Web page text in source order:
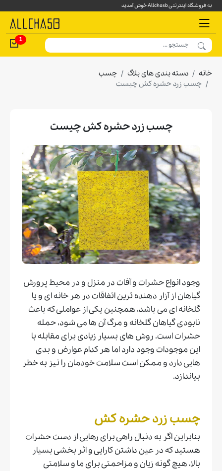
به فروشگاه اینترنتی Allchasb خوش آمدید
1
خانه دسته بندی های بلاگ
چسب
چسب زرد حشره کش چیست
چسب زرد حشره کش چیست
وجود انواع حشرات و آفات در منزل و در محیط پرورش
گیاهان از آزار دهنده ترین اتفاقات در هر خانه ای و یا
گلخانه ای می باشد، همچنین یکی از عواملی که باعث
نابودی گیاهان گلخانه و مرگ آن ها می شود، حمله
حشرات است. روش های بسیار زیادی برای مقابله با
این موجودات وجود دارد اما هر کدام عوارض و بدی
هایی دارد و ممکن است سلامت خودمان را نیز به خطر
بیاندازد.
چسب زرد حشره کش
بنابراین اگر به دنبال راهی برای رهایی از دست حشرات
هستید که در عین داشتن کارایی و اثر بخشی بسیار
بالا، هیچ گونه زیان و مزاحمتی برای ما و سلامتی